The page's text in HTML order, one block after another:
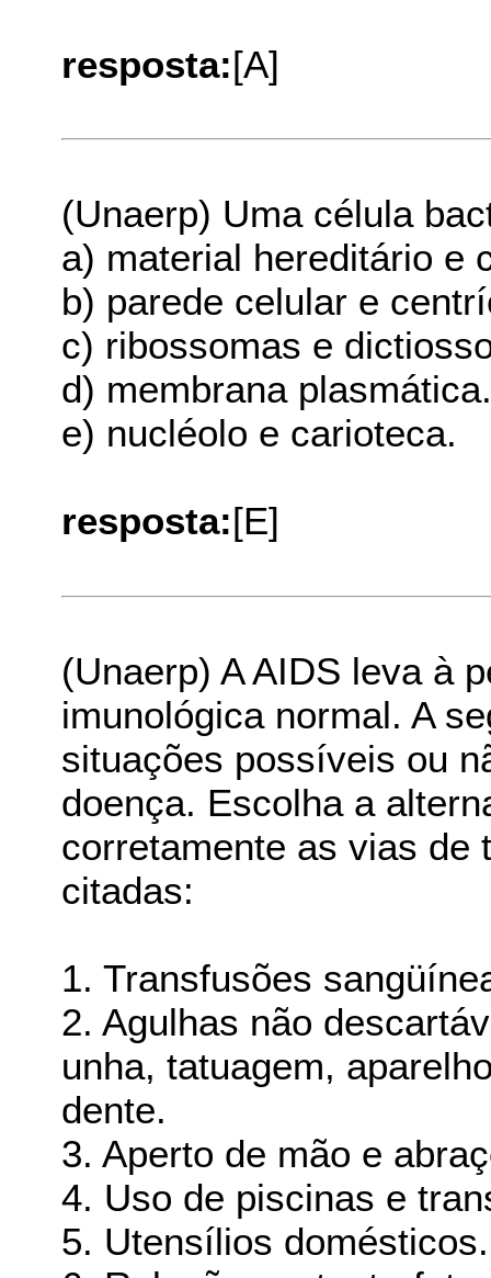
resposta:[A]
(Unaerp) Uma célula
a) material hereditário e
b) parede celular e
c) ribossomas e
d) membrana
e) nucléolo e carioteca.
resposta:[E]
(Unaerp) A AIDS leva à
imunológica normal. A
situações possíveis ou
doença. Escolha a
corretamente as vias de
citadas:
1. Transfusões
2. Agulhas não
unha, tatuagem,
dente.
3. Aperto de mão e
4. Uso de piscinas e
5. Utensílios domésticos.